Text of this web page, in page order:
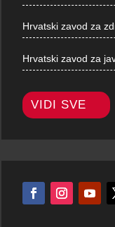
Hrvatski zavod za
Hrvatski zavod za
VIDI SVE